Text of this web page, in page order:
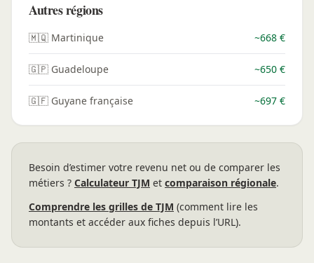
Autres régions
🇲🇶 Martinique ~668 €
🇬🇵 Guadeloupe ~650 €
🇬🇫 Guyane française ~697 €
Besoin d’estimer votre revenu net ou de comparer les
métiers ? Calculateur TJM et comparaison régionale.
Comprendre les grilles de TJM (comment lire les
montants et accéder aux fiches depuis l’URL).